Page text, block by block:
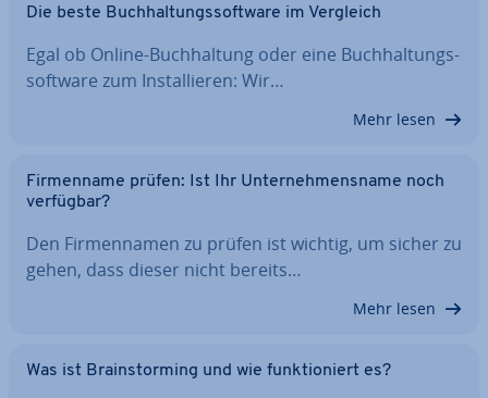
Die beste Buch­hal­tungs­soft­ware im Vergleich
Egal ob Online-Buch­hal­tung oder eine Buch­hal­tungs­
soft­ware zum In­stal­lie­ren: Wir…
Mehr lesen
Fir­men­na­me prüfen: Ist Ihr Un­ter­neh­mens­na­me noch
verfügbar?
Den Fir­men­na­men zu prüfen ist wichtig, um sicher zu
gehen, dass dieser nicht bereits…
Mehr lesen
Was ist Brain­stor­ming und wie funk­tio­niert es?